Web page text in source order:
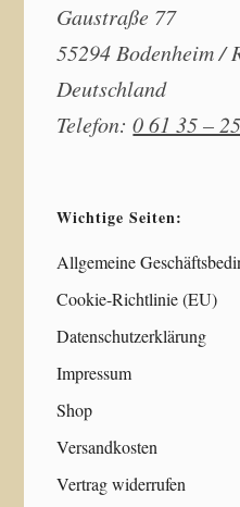
Gaustraße 77
55294 Bodenheim /
Deutschland
Telefon:0 61 35 –
Wichtige Seiten:
Allgemeine
Cookie-Richtlinie (EU)
Datenschutzerklärung
Impressum
Shop
Versandkosten
Vertrag widerrufen